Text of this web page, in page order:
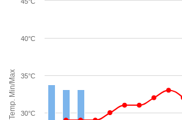
Temp. Min/Max 30°C
35°C
40°C